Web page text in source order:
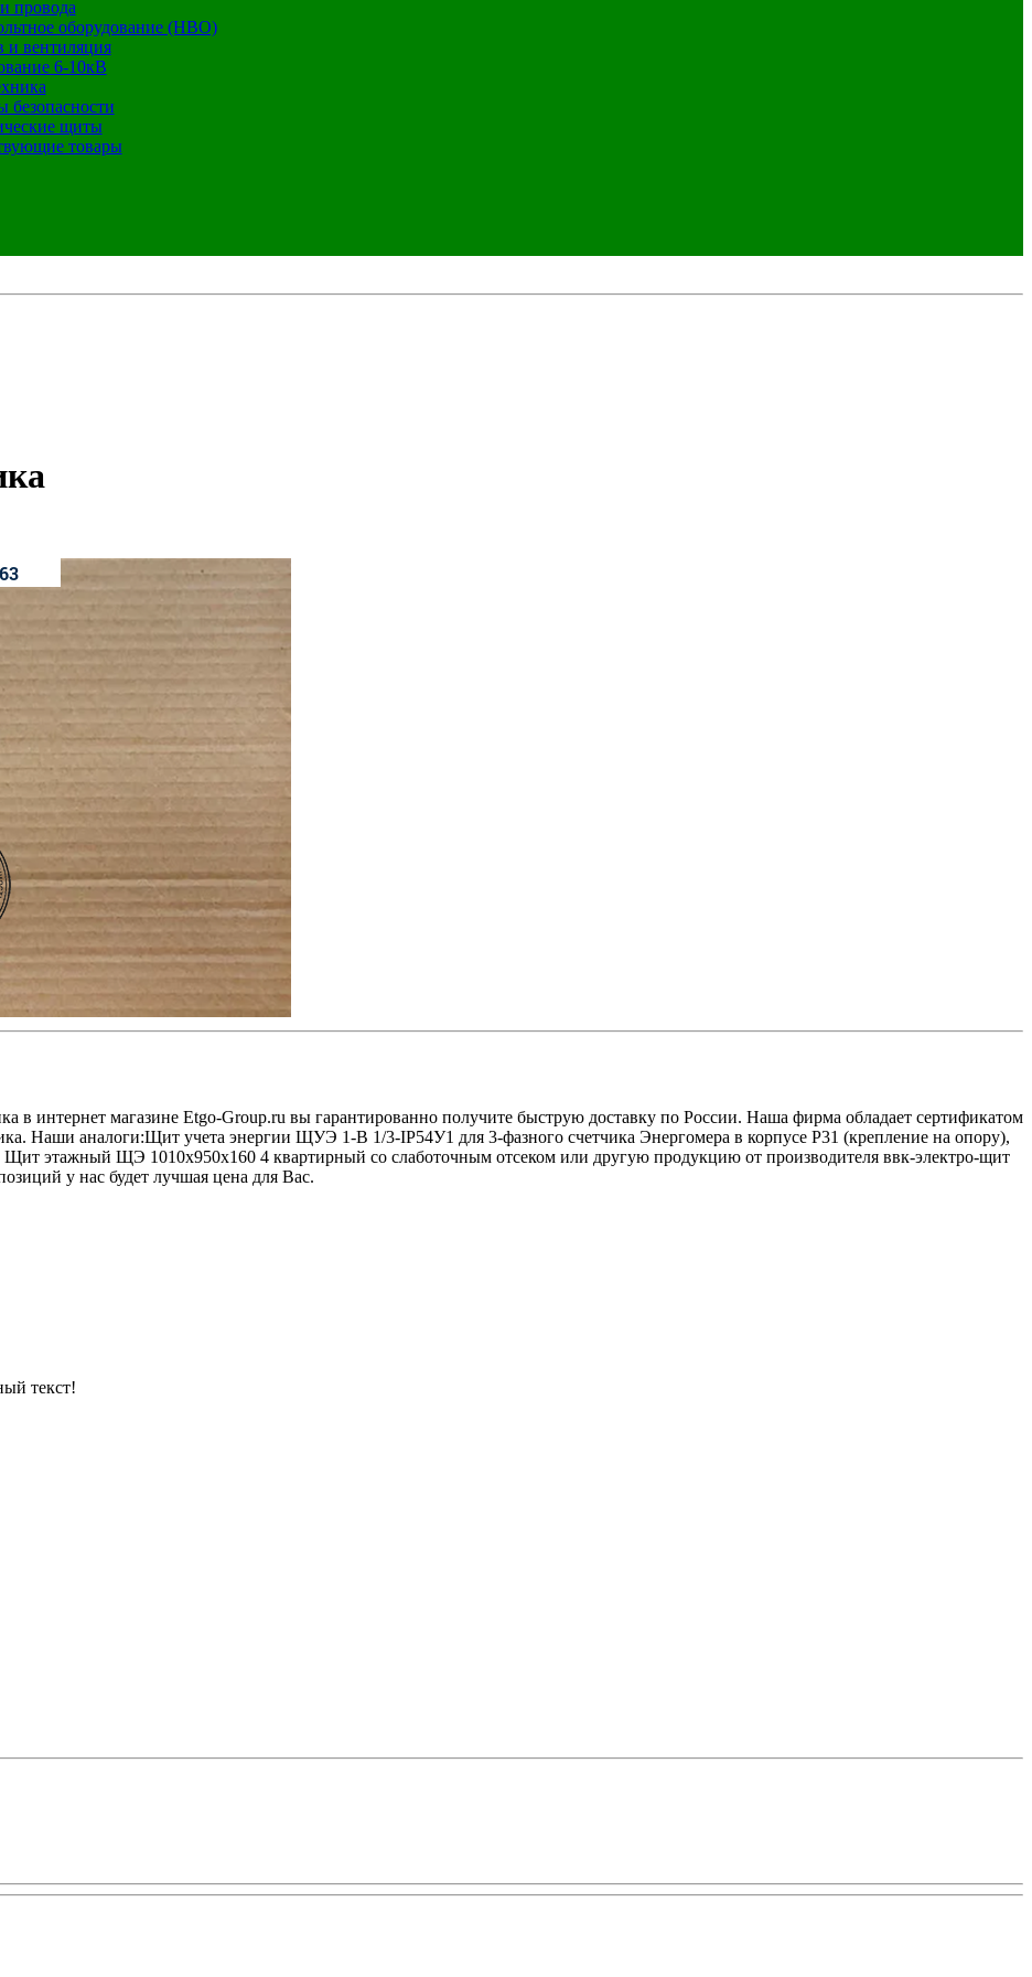
провода
оборудование (НВО)
и вентиляция
6-10кВ
безопасности
щиты
товары
в интернет магазине Etgo-Group.ru вы гарантированно получите быструю доставку по России. Наша фирма обладает сертификатом
Наши аналоги:Щит учета энергии ЩУЭ 1-В 1/3-IP54У1 для 3-фазного счетчика Энергомера в корпусе Р31 (крепление на опору),
этажный ЩЭ 1010х950х160 4 квартирный со слаботочным отсеком или другую продукцию от производителя ввк-электро-щит
у нас будет лучшая цена для Вас.
текст!